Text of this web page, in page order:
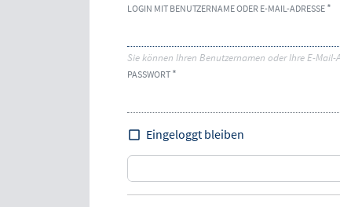
LOGIN MIT BENUTZERNAME ODER E-MAIL-ADRESSE
Sie können Ihren Benutzernamen oder Ihre E-Mail-
PASSWORT
Eingeloggt bleiben